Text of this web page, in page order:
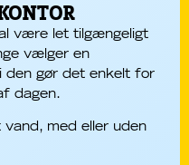
være let tilgængeligt
vælger en
den gør det enkelt for
dagen.
med eller uden